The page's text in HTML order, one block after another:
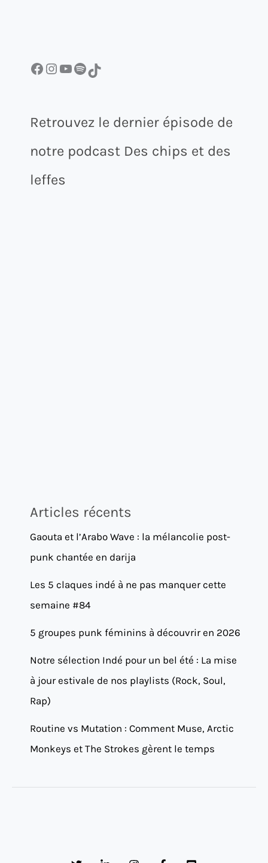
Facebook InstagramYouTube Spotify TikTok
Retrouvez le dernier épisode de
notre podcast Des chips et des
leffes
Articles récents
Gaouta et l’Arabo Wave : la mélancolie post-
punk chantée en darija
Les 5 claques indé à ne pas manquer cette
semaine #84
5 groupes punk féminins à découvrir en 2026
Notre sélection Indé pour un bel été : La mise
à jour estivale de nos playlists (Rock, Soul,
Rap)
Routine vs Mutation : Comment Muse, Arctic
Monkeys et The Strokes gèrent le temps